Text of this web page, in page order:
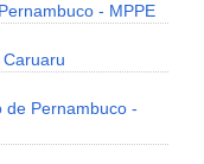
- MPPE
de Pernambuco -